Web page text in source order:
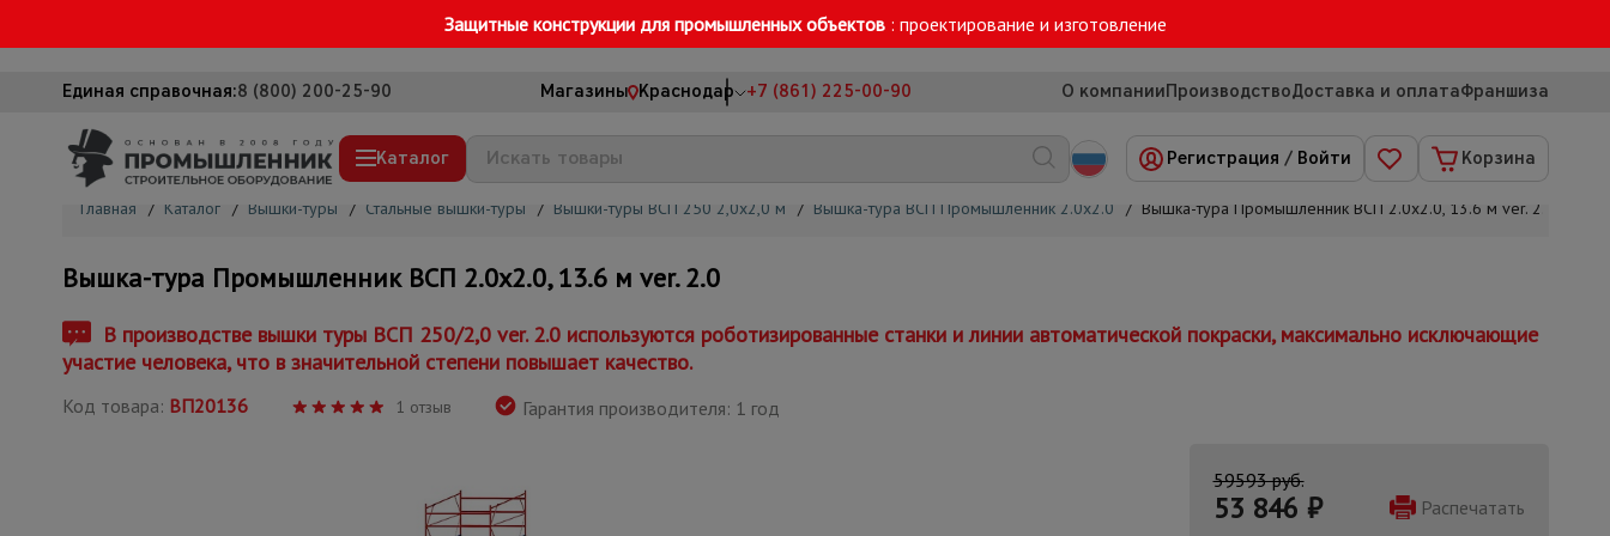
Защитные конструкции для промышленных объектов : проектирование и изготовление
Единая справочная:8 (800) 200-25-90 Магазины Краснодар +7 (861) 225-00-90 О компанииПроизводствоДоставка и оплатаФраншиза
Каталог
Вышки-туры
Подмости строительные
Сетка, тенты, брезенты
Строительные подъемники
Мусоропровод строительный
Регистрация / Войти Корзина
Главная / Каталог / Вышки-туры / Стальные вышки-туры / Вышки-туры ВСП 250 2,0х2,0 м / Вышка-тура ВСП Промышленник 2.0х2.0 / Вышка-тура Промышленник ВСП 2.0х2.0, 13.6 м ver. 2.0
Вышка-тура Промышленник ВСП 2.0х2.0, 13.6 м ver. 2.0
В производстве вышки туры ВСП 250/2,0 ver. 2.0 используются роботизированные станки и линии автоматической покраски, максимально исключающие
участие человека, что в значительной степени повышает качество.
Код товара: ВП20136 1 отзыв Гарантия производителя: 1 год
59593 руб.
53 846 ₽
Распечатать